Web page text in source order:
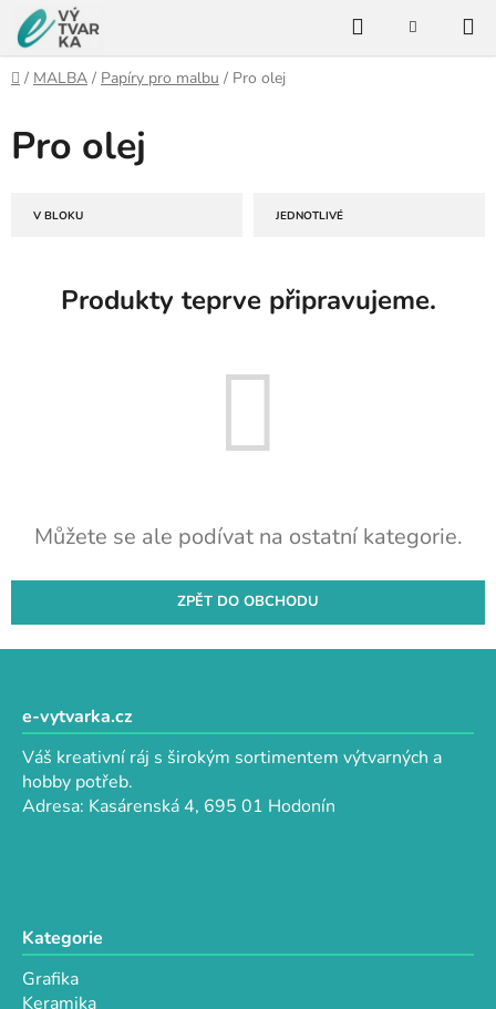
Přejít
na
obsah
HledatNÁKUPNÍ
Domů
/ MALBA / Papíry pro malbu / Pro olej
Pro olej
V BLOKU JEDNOTLIVÉ
Produkty teprve připravujeme.
Můžete se ale podívat na ostatní kategorie.
ZPĚT DO OBCHODU
e-vytvarka.cz
Váš kreativní ráj s širokým sortimentem výtvarných a
hobby potřeb.
Adresa: Kasárenská 4, 695 01 Hodonín
Kategorie
Grafika
Keramika